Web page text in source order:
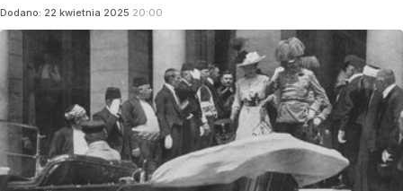
Dodano: 22 kwietnia 2025 20:00